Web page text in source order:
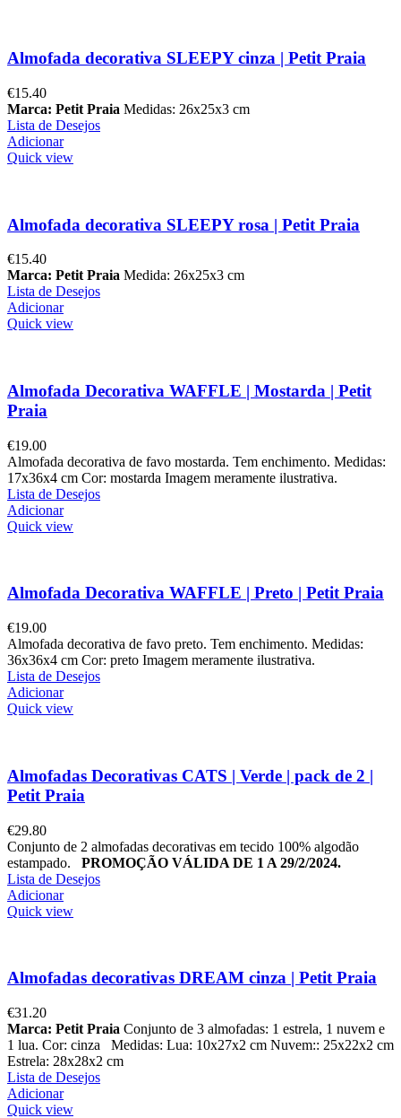
Almofada decorativa SLEEPY cinza | Petit Praia
€15.40
Marca: Petit Praia Medidas: 26x25x3 cm
Lista de Desejos
Adicionar
Quick view
Almofada decorativa SLEEPY rosa | Petit Praia
€15.40
Marca: Petit Praia Medida: 26x25x3 cm
Lista de Desejos
Adicionar
Quick view
Almofada Decorativa WAFFLE | Mostarda | Petit
Praia
€19.00
Almofada decorativa de favo mostarda. Tem enchimento. Medidas:
17x36x4 cm Cor: mostarda Imagem meramente ilustrativa.
Lista de Desejos
Adicionar
Quick view
Almofada Decorativa WAFFLE | Preto | Petit Praia
€19.00
Almofada decorativa de favo preto. Tem enchimento. Medidas:
36x36x4 cm Cor: preto Imagem meramente ilustrativa.
Lista de Desejos
Adicionar
Quick view
Almofadas Decorativas CATS | Verde | pack de 2 |
Petit Praia
€29.80
Conjunto de 2 almofadas decorativas em tecido 100% algodão
estampado. PROMOÇÃO VÁLIDA DE 1 A 29/2/2024.
Lista de Desejos
Adicionar
Quick view
Almofadas decorativas DREAM cinza | Petit Praia
€31.20
Marca: Petit Praia Conjunto de 3 almofadas: 1 estrela, 1 nuvem e
1 lua. Cor: cinza Medidas: Lua: 10x27x2 cm Nuvem:: 25x22x2 cm
Estrela: 28x28x2 cm
Lista de Desejos
Adicionar
Quick view